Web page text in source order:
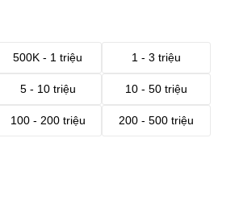
500K - 1 triệu 1 - 3 triệu
5 - 10 triệu 10 - 50 triệu
100 - 200 triệu 200 - 500 triệu